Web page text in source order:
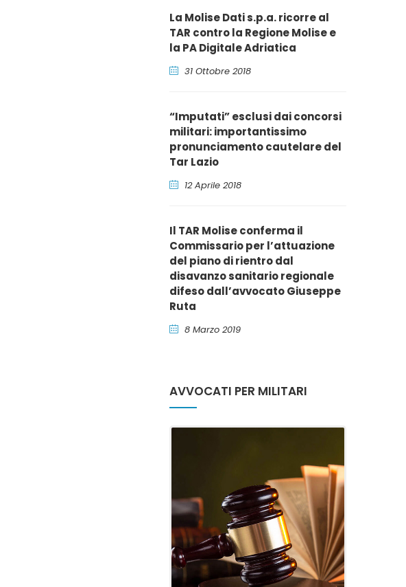
La Molise Dati s.p.a. ricorre al
TAR contro la Regione Molise e
la PA Digitale Adriatica
31 Ottobre 2018
“Imputati” esclusi dai concorsi
militari: importantissimo
pronunciamento cautelare del
Tar Lazio
12 Aprile 2018
Il TAR Molise conferma il
Commissario per l’attuazione
del piano di rientro dal
disavanzo sanitario regionale
difeso dall’avvocato Giuseppe
Ruta
8 Marzo 2019
AVVOCATI PER MILITARI